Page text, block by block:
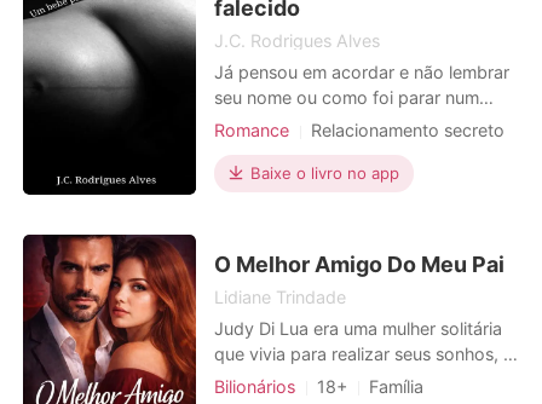
falecido
J.C. Rodrigues Alves
Já pensou em acordar e não lembrar
seu nome ou como foi parar num
hospital? Ivy, como foi denominada,
informações sobre si. Possivelmente
tinha um relacionamento, com o filho
sequestrados,
Romance
Relacionamento secreto
CEO
Encantador
Baixe o livro no app
O Melhor Amigo Do Meu Pai
Lidiane Trindade
Judy Di Lua era uma mulher solitária
que vivia para realizar seus sonhos, e
um deles estava prestes a se
Bilionários 18+
Família